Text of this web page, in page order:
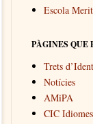
Escola
PÀGINES QUE
Trets
Notícies
AMiPA
CIC Idiomes